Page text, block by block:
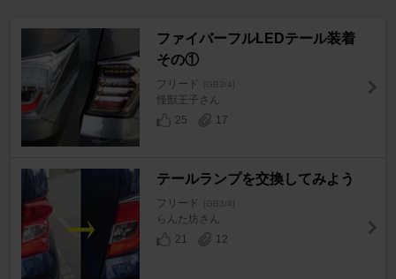
ファイバーフルLEDテール装着
その①
フリード [GB3/4]
怪獣王子さん
25
17
テールランプを交換してみよう
フリード [GB3/4]
らんた坊さん
21
12